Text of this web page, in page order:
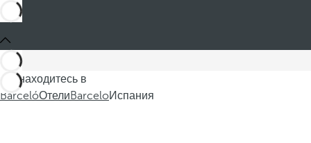
Вы находитесь в
BarcelóОтелиBarceloИспания